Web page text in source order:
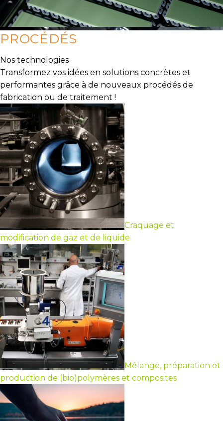
PROCÉDÉS
Nos technologies
Transformez vos idées en solutions concrètes et
performantes grâce à de nouveaux procédés de
fabrication ou de traitement !
Craquage et
modification de gaz et de liquide
Mélange, préparation et
production de (bio)polymères et composites